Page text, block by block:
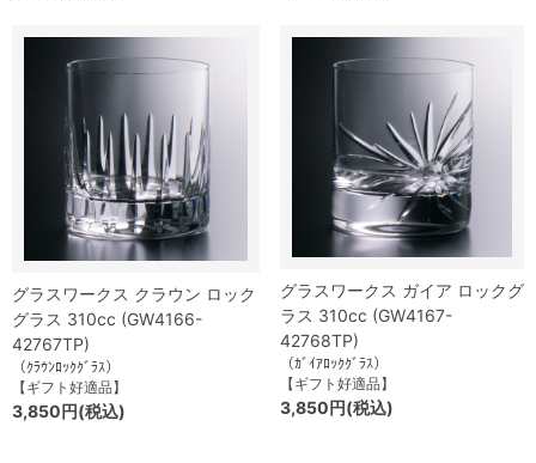
グラスワークス クラウン ロック
グラス 310cc (GW4166-
42767TP)
（ｸﾗｳﾝﾛｯｸｸﾞﾗｽ）
【ギフト好適品】
3,850円(税込)
グラスワークス ガイア ロックグ
ラス 310cc (GW4167-
42768TP)
（ｶﾞｲｱﾛｯｸｸﾞﾗｽ）
【ギフト好適品】
3,850円(税込)